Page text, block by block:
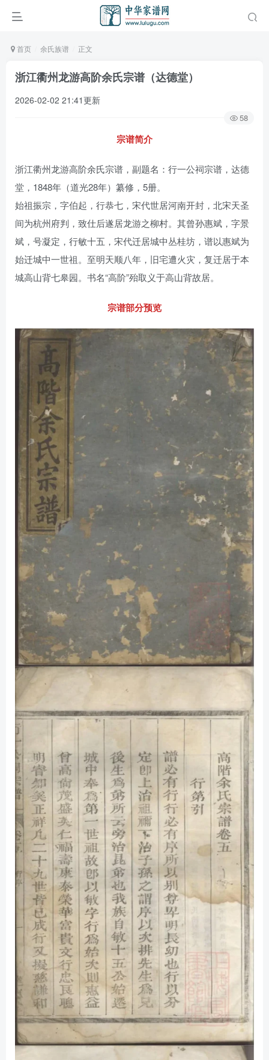
首页 余氏族谱 正文
浙江衢州龙游高阶余氏宗谱（达德堂）
2026-02-02 21:41更新
58
宗谱简介
浙江衢州龙游高阶余氏宗谱，副题名：行一公祠宗谱，达德
堂，1848年（道光28年）纂修，5册。
始祖振宗，字伯起，行恭七，宋代世居河南开封，北宋天圣
间为杭州府判，致仕后遂居龙游之柳村。其曾孙惠斌，字景
斌，号凝定，行敏十五，宋代迁居城中丛桂坊，谱以惠斌为
始迁城中一世祖。至明天顺八年，旧宅遭火灾，复迁居于本
城高山背七皋园。书名“高阶”殆取义于高山背故居。
宗谱部分预览